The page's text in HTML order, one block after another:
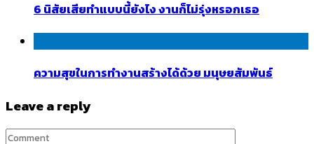
6 นิสัยเสียทำแบบนี้ยังไง งานก็ไม่รุ่งหรอกเธอ
ความสุขในการทำงานสร้างได้ด้วย มนุษยสัมพันธ์
Leave a reply